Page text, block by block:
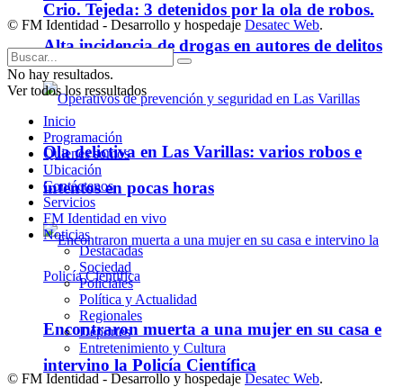
Crio. Tejeda: 3 detenidos por la ola de robos.
Alta incidencia de drogas en autores de delitos
Ola delictiva en Las Varillas: varios robos e
intentos en pocas horas
Encontraron muerta a una mujer en su casa e
intervino la Policía Científica
© FM Identidad - Desarrollo y hospedaje Desatec Web.
No hay resultados.
Ver todos los ressultados
Inicio
Programación
Quienes somos
Ubicación
Contáctenos
Servicios
FM Identidad en vivo
Noticias
Destacadas
Sociedad
Policiales
Política y Actualidad
Regionales
Deportes
Entretenimiento y Cultura
© FM Identidad - Desarrollo y hospedaje Desatec Web.